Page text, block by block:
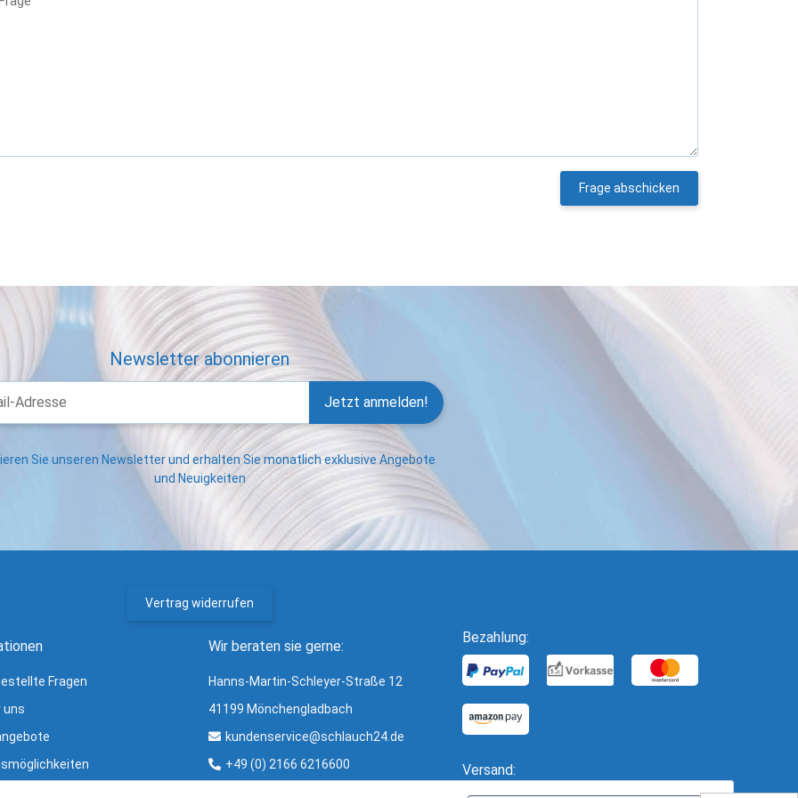
Frage abschicken
Newsletter abonnieren
Jetzt anmelden!
Sie unseren Newsletter und erhalten Sie monatlich exklusive Angebote
und Neuigkeiten
Vertrag widerrufen
Fragen
uns
Wir beraten sie gerne:
Hanns-Martin-Schleyer-Straße 12
41199 Mönchengladbach
kundenservice@schlauch24.de
+49 (0) 2166 6216600
Bezahlung:
Versand: